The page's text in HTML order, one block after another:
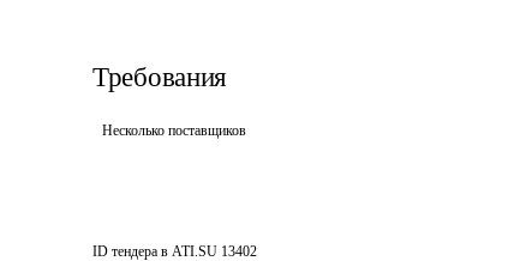
Требования
Несколько поставщиков
ID тендера в ATI.SU 13402